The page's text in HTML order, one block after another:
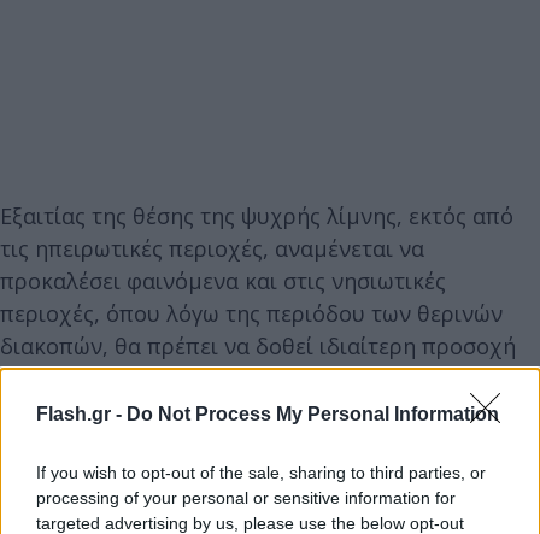
Flash.gr - Do Not Process My Personal Information
If you wish to opt-out of the sale, sharing to third parties, or
processing of your personal or sensitive information for
targeted advertising by us, please use the below opt-out
Εξαιτίας της θέσης της ψυχρής λίμνης, εκτός από
τις ηπειρωτικές περιοχές, αναμένεται να
προκαλέσει φαινόμενα και στις νησιωτικές
περιοχές, όπου λόγω της περιόδου των θερινών
διακοπών, θα πρέπει να δοθεί ιδιαίτερη προσοχή
στις θαλάσσιες δραστηριότητες, αφού οι βροχές
και οι τοπικές καταιγίδες θα συνοδεύονται
κυρίως στο Κεντρικό Ιόνιο, στις Σποράδες και στα
νησιά του Βορείου Αιγαίου.